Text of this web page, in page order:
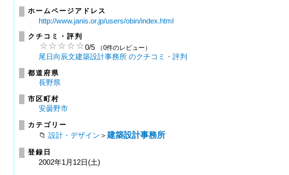
ホームページアドレス
http://www.janis.or.jp/users/obin/index.html
クチコミ・評判
0/5 （0件のレビュー）
尾日向辰文建築設計事務所 のクチコミ・評判
都道府県
長野県
市区町村
安曇野市
カテゴリー
設計・デザイン ＞ 建築設計事務所
登録日
2002年1月12日(土)